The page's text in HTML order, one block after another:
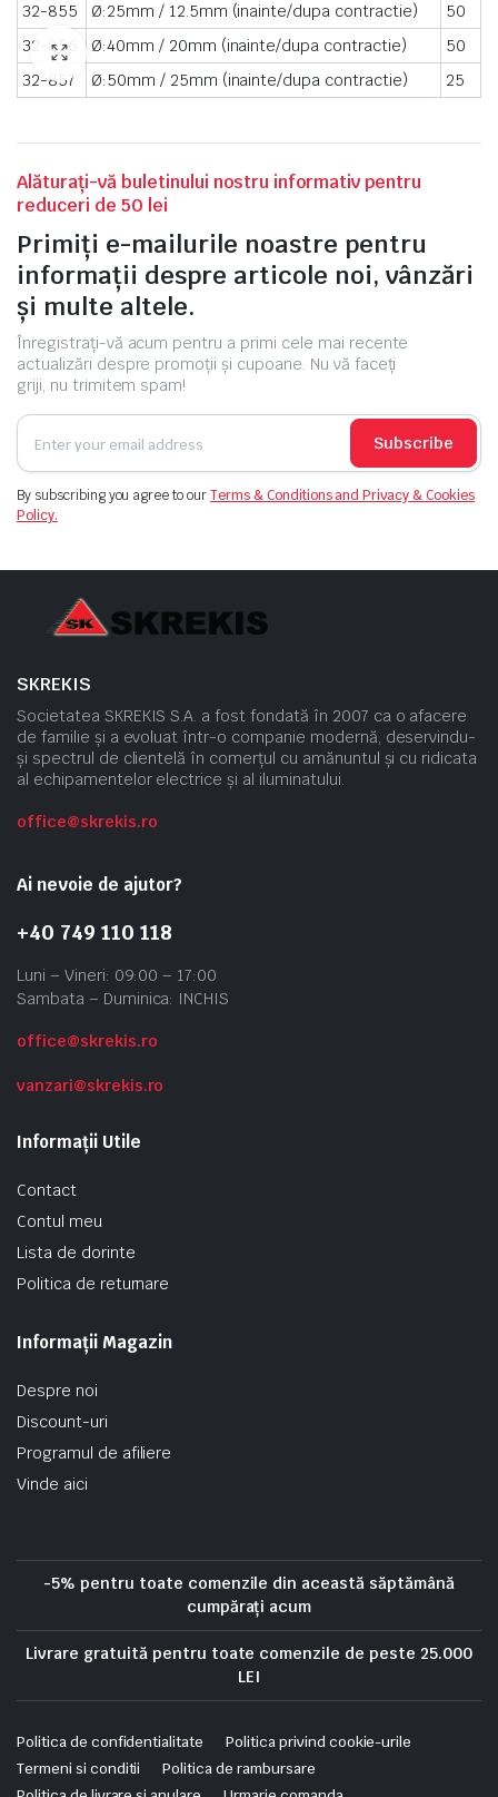
32-855
Ø:25mm / 12.5mm (inainte/dupa contractie)
50
32-856
Ø:40mm / 20mm (inainte/dupa contractie)
50
32-857
Ø:50mm / 25mm (inainte/dupa contractie) 25
Alăturați-vă buletinului nostru informativ pentru
reduceri de 50 lei
Primiți e-mailurile noastre pentru
informații despre articole noi, vânzări
și multe altele.
Înregistrați-vă acum pentru a primi cele mai recente
actualizări despre promoții și cupoane. Nu vă faceți
griji, nu trimitem spam!
Subscribe
By subscribing you agree to ourTerms & Conditions and Privacy & Cookies
Policy.
SKREKIS
Societatea SKREKIS S.A. a fost fondată în 2007 ca o afacere
de familie și a evoluat într-o companie modernă, deservindu-
și spectrul de clientelă în comerțul cu amănuntul și cu ridicata
al echipamentelor electrice și al iluminatului.
office@skrekis.ro
Ai nevoie de ajutor?
+40 749 110 118
Luni – Vineri: 09:00 – 17:00
Sambata – Duminica: INCHIS
office@skrekis.ro
vanzari@skrekis.ro
Informații Utile
Contact
Contul meu
Lista de dorinte
Politica de returnare
Informații Magazin
Despre noi
Discount-uri
Programul de afiliere
Vinde aici
-5% pentru toate comenzile din această săptămână
cumpărați acum
Livrare gratuită pentru toate comenzile de peste 25.000
LEI
Politica de confidentialitate
Politica privind cookie-urile
Termeni si conditii
Politica de rambursare